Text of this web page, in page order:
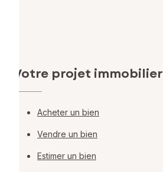
Votre projet immobilier
Acheter un bien
Vendre un bien
Estimer un bien